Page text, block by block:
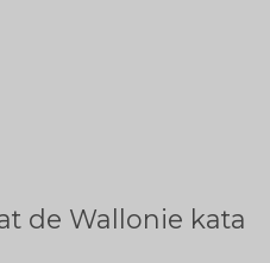
de Wallonie kata